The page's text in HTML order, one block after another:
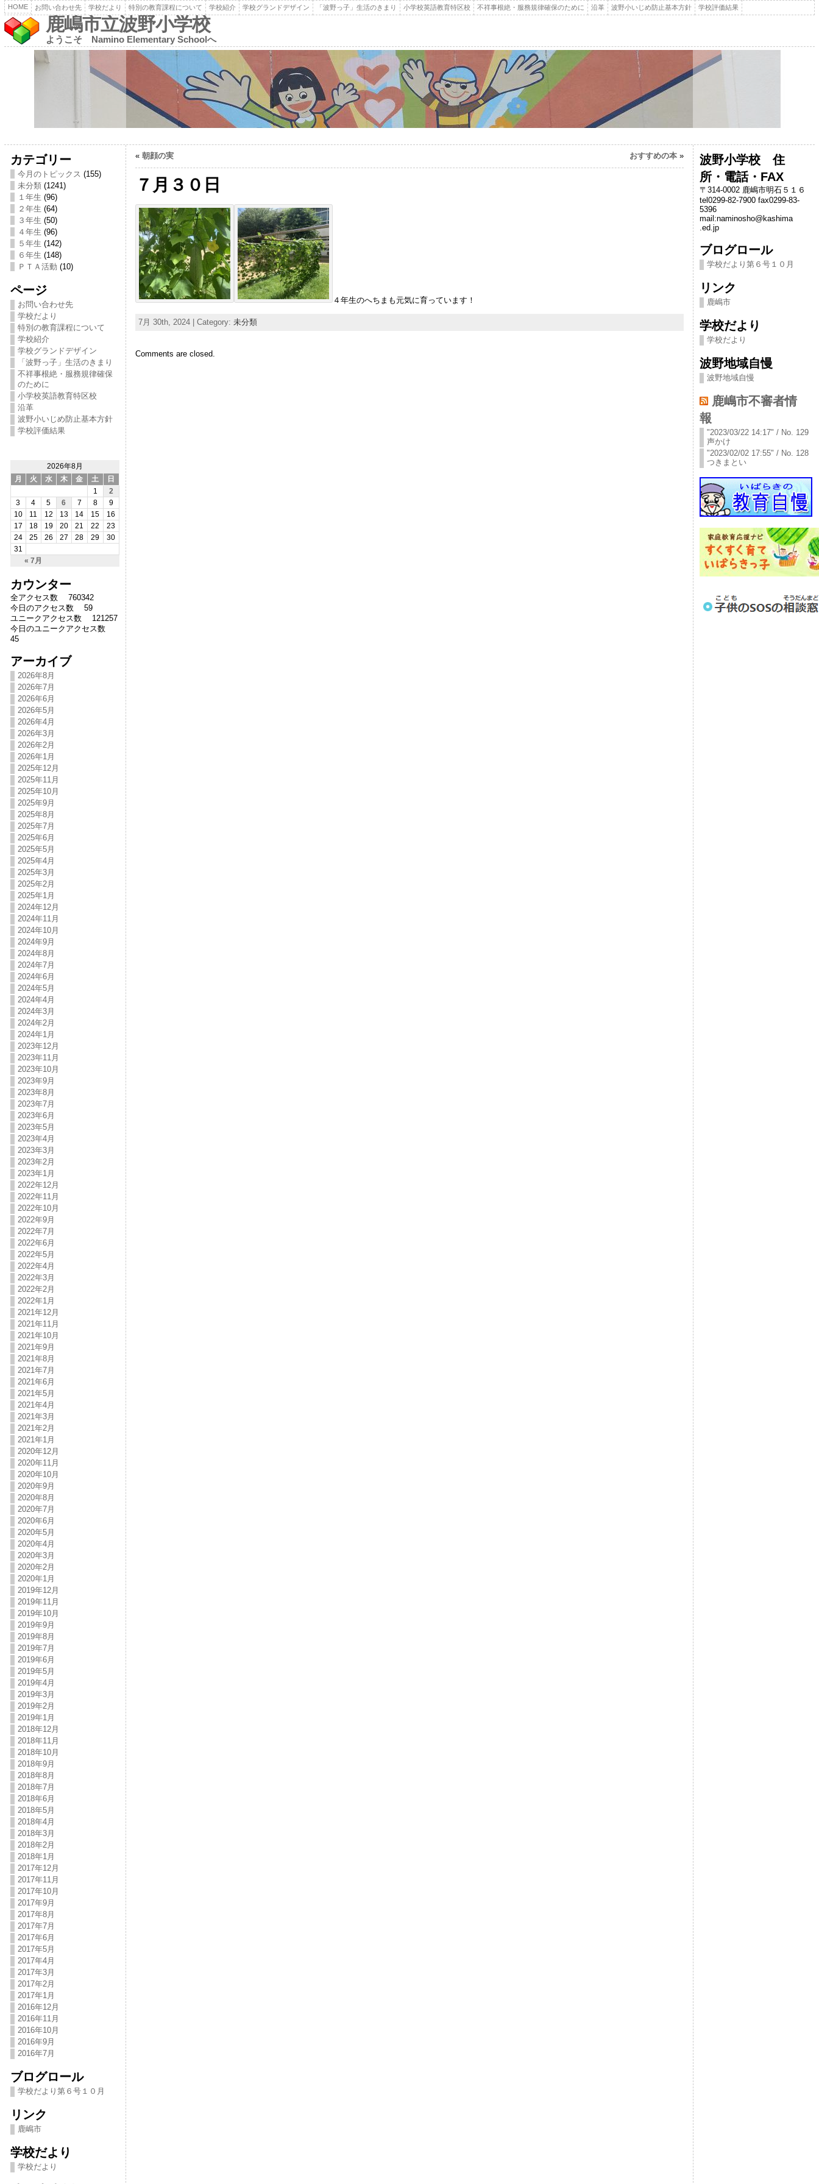
HOME お問い合わせ先 学校だより 特別の教育課程について 学校紹介 学校グランドデザイン 「波野っ子」生活のきまり 小学校英語教育特区校 不祥事根絶・服務規律確保のために 沿革 波野小いじめ防止基本方針 学校評価結果
鹿嶋市立波野小学校
ようこそ Namino Elementary Schoolへ
カテゴリー
今月のトピックス (155)
未分類(1241)
１年生 (96)
２年生 (64)
３年生 (50)
４年生 (96)
５年生 (142)
６年生 (148)
ＰＴＡ活動 (10)
ページ
お問い合わせ先
学校だより
特別の教育課程について
学校紹介
学校グランドデザイン
「波野っ子」生活のきまり
不祥事根絶・服務規律確保
のために
小学校英語教育特区校
沿革
波野小いじめ防止基本方針
学校評価結果
2026年8月
月
火 水 木 金 土 日
« 7月
1
2
3
4 5 6 7 8
9
10
11 12 13 14 15
16
17
18 19 20 21 22
23
24
25 26 27 28 29
30
31
カウンター
全アクセス数 760342
今日のアクセス数 59
ユニークアクセス数 121257
今日のユニークアクセス数
45
アーカイブ
2026年8月
2026年7月
2026年6月
2026年5月
2026年4月
2026年3月
2026年2月
2026年1月
2025年12月
2025年11月
2025年10月
2025年9月
2025年8月
2025年7月
2025年6月
2025年5月
2025年4月
2025年3月
2025年2月
2025年1月
2024年12月
2024年11月
2024年10月
2024年9月
2024年8月
2024年7月
2024年6月
2024年5月
2024年4月
2024年3月
2024年2月
2024年1月
2023年12月
2023年11月
2023年10月
2023年9月
2023年8月
2023年7月
2023年6月
2023年5月
2023年4月
2023年3月
2023年2月
2023年1月
2022年12月
2022年11月
2022年10月
2022年9月
2022年7月
2022年6月
2022年5月
2022年4月
2022年3月
2022年2月
2022年1月
2021年12月
2021年11月
2021年10月
2021年9月
2021年8月
2021年7月
2021年6月
2021年5月
2021年4月
2021年3月
2021年2月
2021年1月
2020年12月
2020年11月
2020年10月
2020年9月
2020年8月
2020年7月
2020年6月
2020年5月
2020年4月
2020年3月
2020年2月
2020年1月
2019年12月
2019年11月
2019年10月
2019年9月
2019年8月
2019年7月
2019年6月
2019年5月
2019年4月
2019年3月
2019年2月
2019年1月
2018年12月
2018年11月
2018年10月
2018年9月
2018年8月
2018年7月
2018年6月
2018年5月
2018年4月
2018年3月
2018年2月
2018年1月
2017年12月
2017年11月
2017年10月
2017年9月
2017年8月
2017年7月
2017年6月
2017年5月
2017年4月
2017年3月
2017年2月
2017年1月
2016年12月
2016年11月
2016年10月
2016年9月
2016年7月
ブログロール
学校だより第６号１０月
リンク
鹿嶋市
学校だより
学校だより
« 朝顔の実 おすすめの本»
７月３０日
４年生のへちまも元気に育っています！
7月 30th, 2024 | Category: 未分類
Comments are closed.
波野小学校 住
所・電話・FAX
〒314-0002 鹿嶋市明石５１６
tel0299-82-7900 fax0299-83-
5396
mail:naminosho@kashima
.ed.jp
ブログロール
学校だより第６号１０月
リンク
鹿嶋市
学校だより
学校だより
波野地域自慢
波野地域自慢
鹿嶋市不審者情
報
"2023/03/22 14:17" / No. 129
声かけ
"2023/02/02 17:55" / No. 128
つきまとい